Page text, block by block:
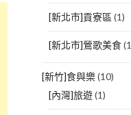
[新北市]貢寮區 (1)
[新北市]鶯歌美食
[新竹]食與樂(10)
[內灣]旅遊(1)